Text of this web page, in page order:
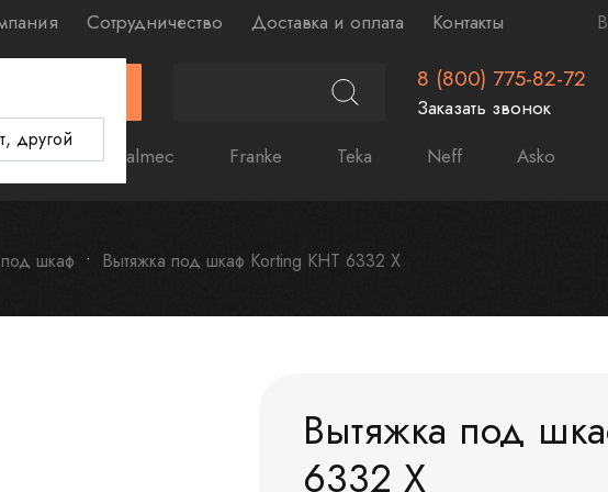
другой
Сотрудничество Доставка и оплата Контакты
8 (800) 775-82-72
Заказать звонок
Falmec Franke Teka Neff Asko
шкаф Вытяжка под шкаф Korting KHT 6332 X
Вытяжка под
6332 X